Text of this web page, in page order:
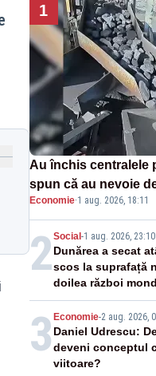
1
Au închis centralele
spun că au nevoie
pasează vina în plină
Economie·1 aug. 2026, 18:11
2Social -1 aug. 2026, 23:10
Dunărea a secat
scos la suprafață
doilea război
3 Economie-2 aug. 2026,
Daniel Udrescu:
deveni conceptul
viitoare?